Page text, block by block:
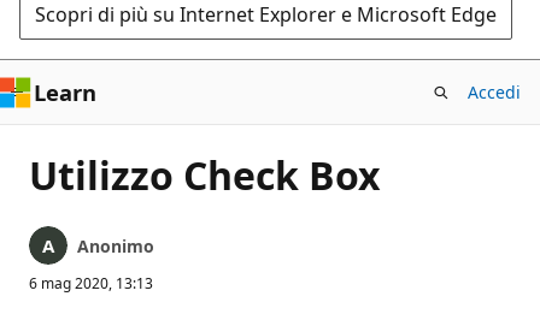
Scopri di più su Internet Explorer e Microsoft Edge
Learn Accedi
Utilizzo Check Box
Anonimo
6 mag 2020, 13:13